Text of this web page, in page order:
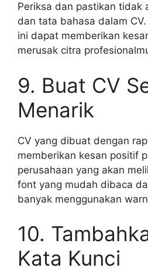
Periksa dan pastikan tidak
dan tata bahasa dalam
ini dapat memberikan
merusak citra
9. Buat CV
Menarik
CV yang dibuat dengan
memberikan kesan positif
perusahaan yang akan
font yang mudah dibaca
banyak menggunakan
10.
Kata Kunci